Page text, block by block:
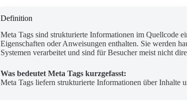
Definition
Meta Tags sind strukturierte Informationen im Quellcode
Eigenschaften oder Anweisungen enthalten. Sie werden
Systemen verarbeitet und sind für Besucher meist nicht
Was bedeutet Meta Tags kurzgefasst:
Meta Tags liefern strukturierte Informationen über Inhalte